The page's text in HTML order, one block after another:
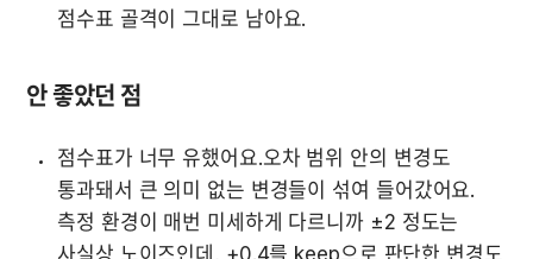
점수표 골격이 그대로 남아요.
안 좋았던 점
점수표가 너무 유했어요.오차 범위 안의 변경도
통과돼서 큰 의미 없는 변경들이 섞여 들어갔어요.
측정 환경이 매번 미세하게 다르니까 ±2 정도는
사실상 노이즈인데, +0.4를 keep으로 판단한 변경도